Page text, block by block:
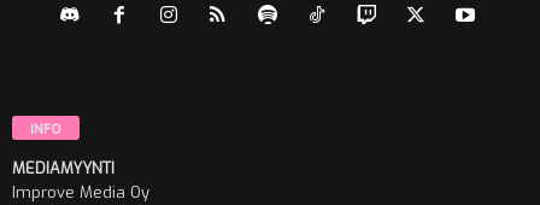
INFO
MEDIAMYYNTI
Improve Media Oy